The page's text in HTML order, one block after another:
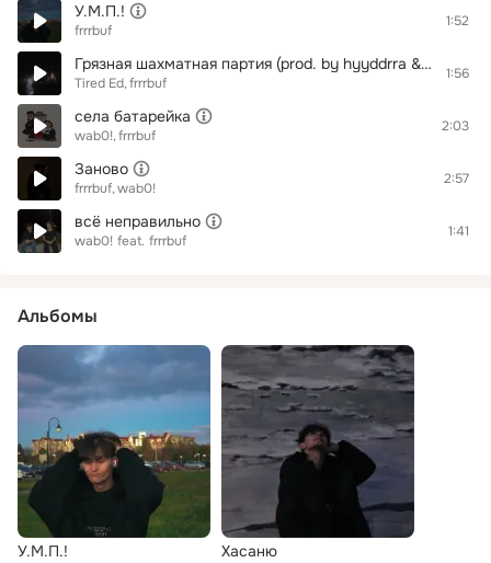
У.М.П.!
frrrbuf
1:52
Грязная шахматная партия (prod. by hyyddrra & TRIPPY OCEAN)
Tired Ed frrrbuf
1:56
села батарейка
wab0! frrrbuf
2:03
Заново
frrrbuf wab0!
2:57
всё неправильно
wab0! feat. frrrbuf
1:41
Альбомы
У.М.П.! Хасаню